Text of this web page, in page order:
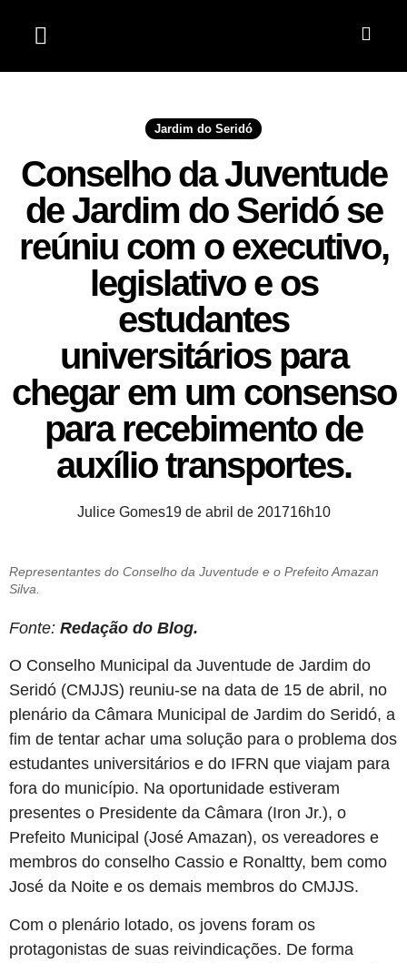
Jardim do Seridó
Conselho da Juventude
de Jardim do Seridó se
reúniu com o executivo,
legislativo e os
estudantes
universitários para
chegar em um consenso
para recebimento de
auxílio transportes.
Julice Gomes19 de abril de 201716h10
Representantes do Conselho da Juventude e o Prefeito Amazan
Silva.
Fonte: Redação do Blog.
O Conselho Municipal da Juventude de Jardim do
Seridó (CMJJS) reuniu-se na data de 15 de abril, no
plenário da Câmara Municipal de Jardim do Seridó, a
fim de tentar achar uma solução para o problema dos
estudantes universitários e do IFRN que viajam para
fora do município. Na oportunidade estiveram
presentes o Presidente da Câmara (Iron Jr.), o
Prefeito Municipal (José Amazan), os vereadores e
membros do conselho Cassio e Ronaltty, bem como
José da Noite e os demais membros do CMJJS.
Com o plenário lotado, os jovens foram os
protagonistas de suas reivindicações. De forma